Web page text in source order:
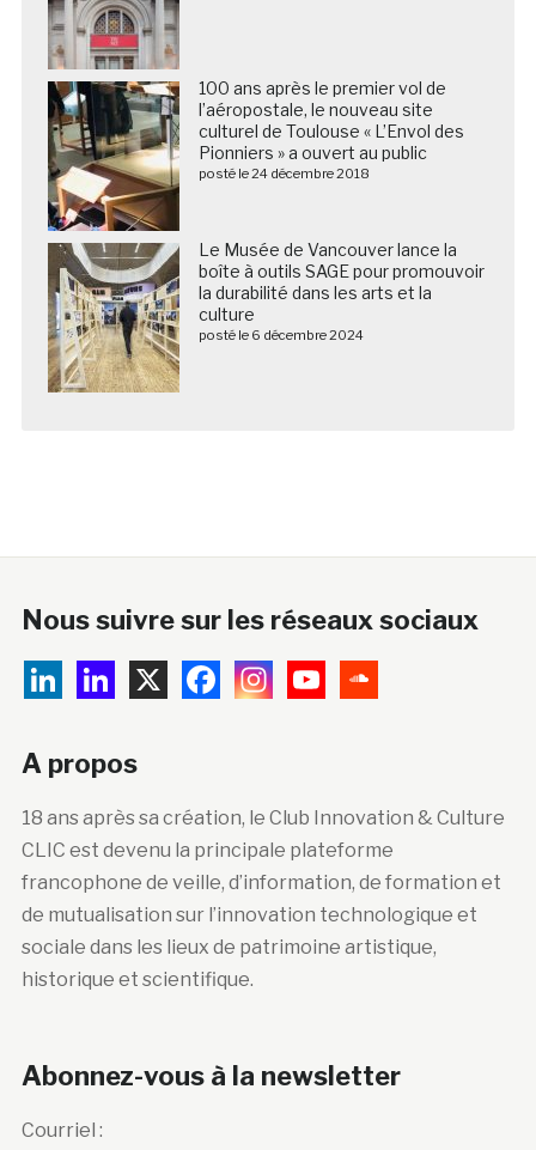
100 ans après le premier vol de
l’aéropostale, le nouveau site
culturel de Toulouse « L’Envol des
Pionniers » a ouvert au public
posté le 24 décembre 2018
Le Musée de Vancouver lance la
boîte à outils SAGE pour promouvoir
la durabilité dans les arts et la
culture
posté le 6 décembre 2024
Nous suivre sur les réseaux sociaux
A propos
18 ans après sa création, le Club Innovation & Culture
CLIC est devenu la principale plateforme
francophone de veille, d’information, de formation et
de mutualisation sur l’innovation technologique et
sociale dans les lieux de patrimoine artistique,
historique et scientifique.
Abonnez-vous à la newsletter
Courriel :